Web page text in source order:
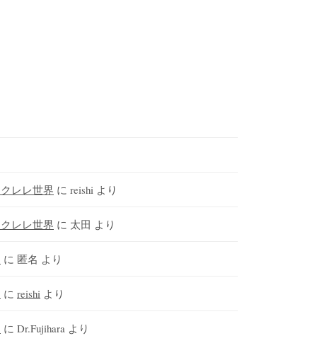
レレ世界 に reishi より
レレ世界 に 太田 より
に 匿名 より
に reishi より
に Dr.Fujihara より